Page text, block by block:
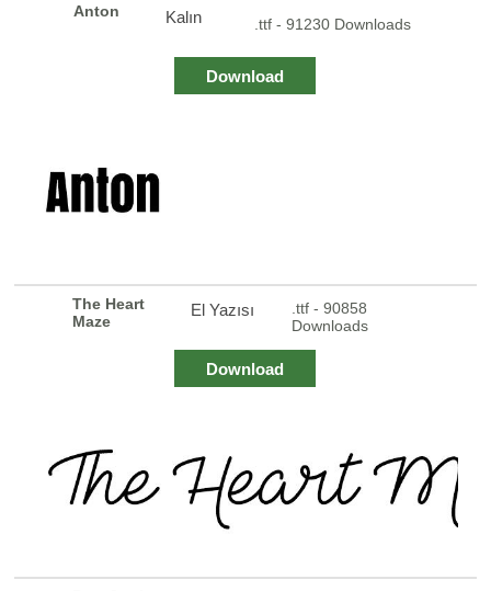
Anton Kalın .ttf - 91230 Downloads
Download
The Heart
Maze
El Yazısı
.ttf - 90858
Downloads
Download